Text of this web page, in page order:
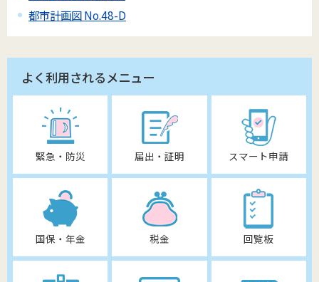
都市計画図 No.48-D
よく利用されるメニュー
緊急・防災 届出・証明 スマート申請
国保・年金 税金 回覧板